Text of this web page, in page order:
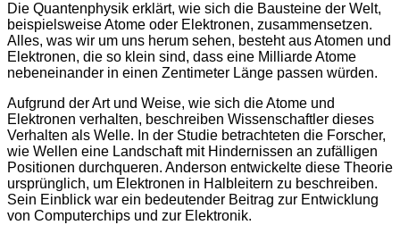
Die Quantenphysik erklärt, wie sich die Bausteine der Welt,
beispielsweise Atome oder Elektronen, zusammensetzen.
Alles, was wir um uns herum sehen, besteht aus Atomen und
Elektronen, die so klein sind, dass eine Milliarde Atome
nebeneinander in einen Zentimeter Länge passen würden.
Aufgrund der Art und Weise, wie sich die Atome und
Elektronen verhalten, beschreiben Wissenschaftler dieses
Verhalten als Welle. In der Studie betrachteten die Forscher,
wie Wellen eine Landschaft mit Hindernissen an zufälligen
Positionen durchqueren. Anderson entwickelte diese Theorie
ursprünglich, um Elektronen in Halbleitern zu beschreiben.
Sein Einblick war ein bedeutender Beitrag zur Entwicklung
von Computerchips und zur Elektronik.